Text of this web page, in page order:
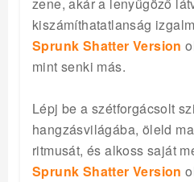
kiszámíthatatlanság
Sprunk Shatter Version
mint senki más.
Lépj be a szétforgácsolt
hangzásvilágába, öleld
ritmusát, és alkoss saját
Sprunk Shatter Version